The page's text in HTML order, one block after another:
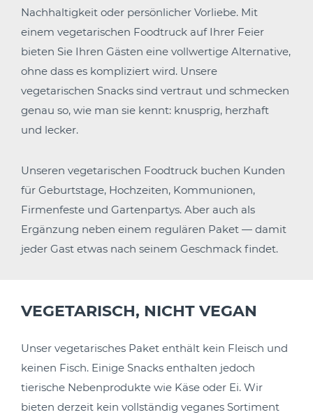
Nachhaltigkeit oder persönlicher Vorliebe. Mit
einem vegetarischen Foodtruck auf Ihrer Feier
bieten Sie Ihren Gästen eine vollwertige Alternative,
ohne dass es kompliziert wird. Unsere
vegetarischen Snacks sind vertraut und schmecken
genau so, wie man sie kennt: knusprig, herzhaft
und lecker.
Unseren vegetarischen Foodtruck buchen Kunden
für Geburtstage, Hochzeiten, Kommunionen,
Firmenfeste und Gartenpartys. Aber auch als
Ergänzung neben einem regulären Paket — damit
jeder Gast etwas nach seinem Geschmack findet.
VEGETARISCH, NICHT VEGAN
Unser vegetarisches Paket enthält kein Fleisch und
keinen Fisch. Einige Snacks enthalten jedoch
tierische Nebenprodukte wie Käse oder Ei. Wir
bieten derzeit kein vollständig veganes Sortiment